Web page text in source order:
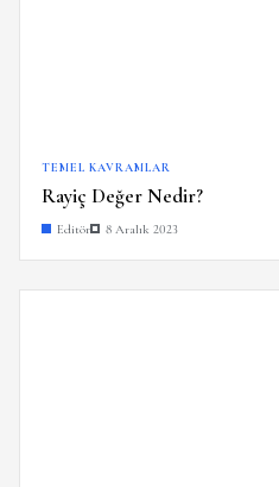
TEMEL KAVRAMLAR
Rayiç Değer Nedir?
Editör 8 Aralık 2023